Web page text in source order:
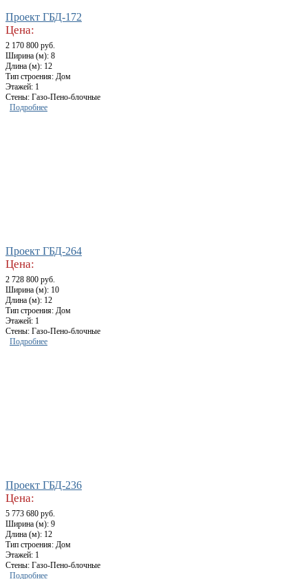
Проект ГБД-172
Цена:
2 170 800 руб.
Ширина (м): 8
Длина (м): 12
Тип строения: Дом
Этажей: 1
Стены: Газо-Пено-блочные
Подробнее
Проект ГБД-264
Цена:
2 728 800 руб.
Ширина (м): 10
Длина (м): 12
Тип строения: Дом
Этажей: 1
Стены: Газо-Пено-блочные
Подробнее
Проект ГБД-236
Цена:
5 773 680 руб.
Ширина (м): 9
Длина (м): 12
Тип строения: Дом
Этажей: 1
Стены: Газо-Пено-блочные
Подробнее